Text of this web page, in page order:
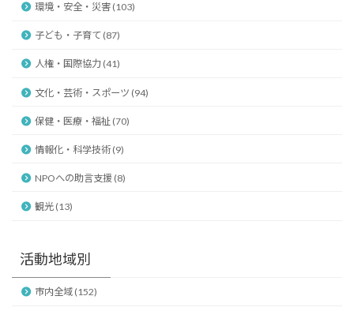
環境・安全・災害 (103)
子ども・子育て (87)
人権・国際協力 (41)
文化・芸術・スポーツ (94)
保健・医療・福祉 (70)
情報化・科学技術 (9)
NPOへの助言支援 (8)
観光 (13)
活動地域別
市内全域 (152)